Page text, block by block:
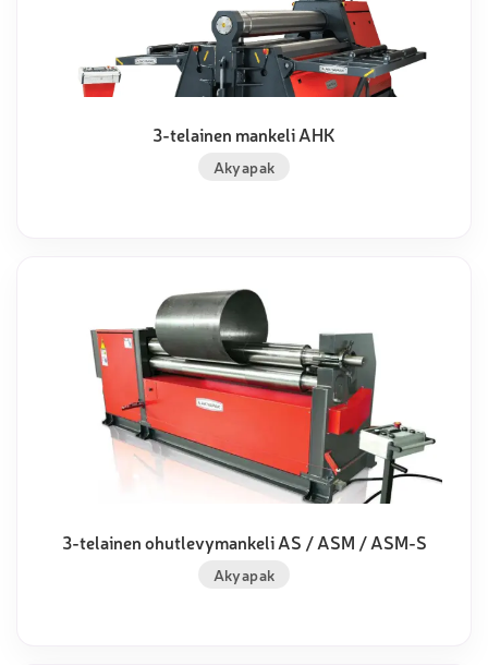
3-telainen mankeli AHK
Akyapak
3-telainen ohutlevymankeli AS / ASM / ASM-S
Akyapak